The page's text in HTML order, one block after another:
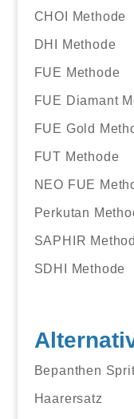
CHOI Methode
DHI Methode
FUE Methode
FUE Diamant
FUE Gold
FUT Methode
NEO FUE
Perkutan
SAPHIR
SDHI Methode
Bepanthen
Haarersatz